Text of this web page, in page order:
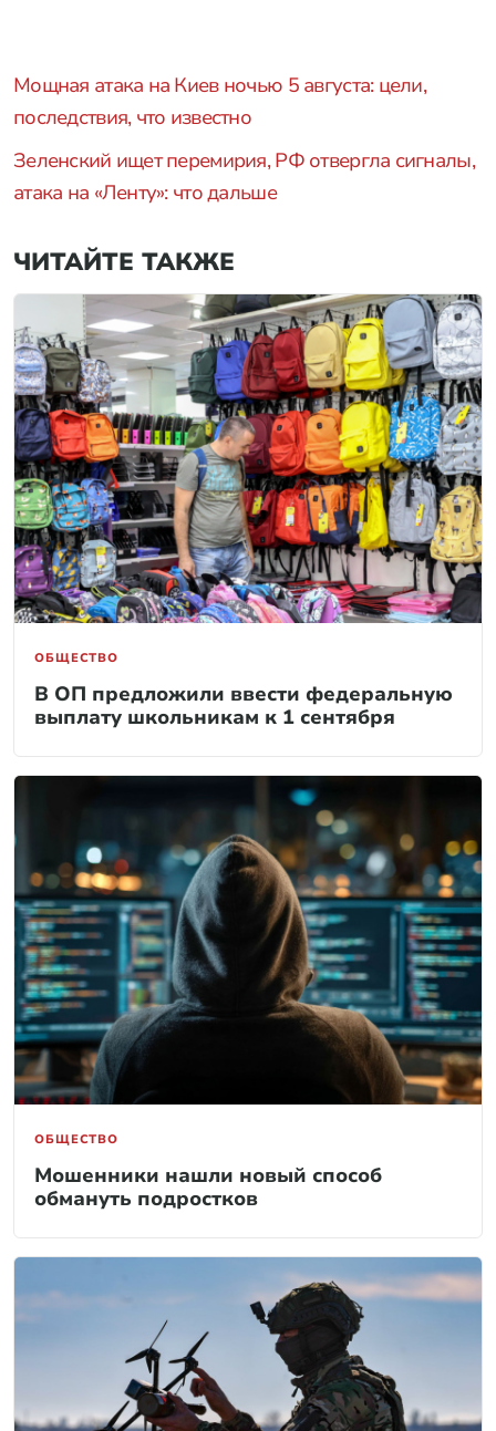
Мощная атака на Киев ночью 5 августа: цели,
последствия, что известно
Зеленский ищет перемирия, РФ отвергла сигналы,
атака на «Ленту»: что дальше
ЧИТАЙТЕ ТАКЖЕ
ОБЩЕСТВО
В ОП предложили ввести федеральную
выплату школьникам к 1 сентября
ОБЩЕСТВО
Мошенники нашли новый способ
обмануть подростков